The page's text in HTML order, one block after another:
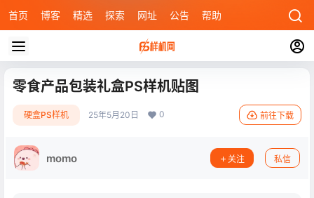
首页 博客 精选 探索 网址 公告 帮助
零食产品包装礼盒PS样机贴图
硬盒PS样机 25年5月20日 0 前往下载
momo 关注 私信